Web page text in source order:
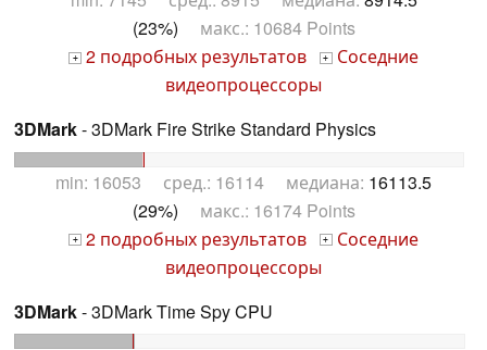
(23%) макс.: 10684 Points
+ 2 подробных результатов + Соседние
видеопроцессоры
3DMark- 3DMark Fire Strike Standard Physics
min: 16053 сред.: 16114 медиана: 16113.5
(29%) макс.: 16174 Points
+ 2 подробных результатов + Соседние
видеопроцессоры
3DMark- 3DMark Time Spy CPU